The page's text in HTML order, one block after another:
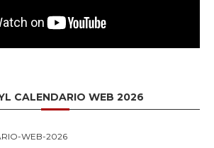
CALENDARIO WEB 2026